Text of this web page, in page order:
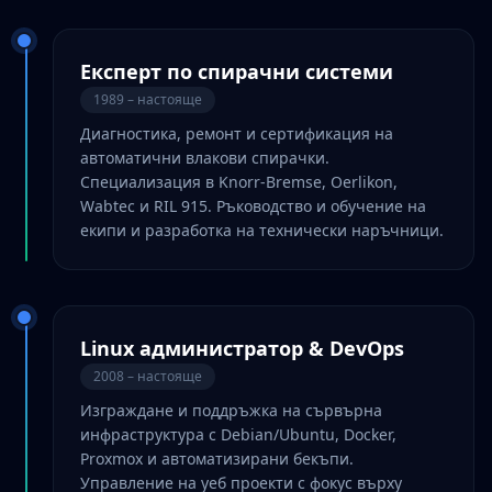
Експерт по спирачни системи
1989 – настояще
Диагностика, ремонт и сертификация на
автоматични влакови спирачки.
Специализация в Knorr-Bremse, Oerlikon,
Wabtec и RIL 915. Ръководство и обучение на
екипи и разработка на технически наръчници.
Linux администратор & DevOps
2008 – настояще
Изграждане и поддръжка на сървърна
инфраструктура с Debian/Ubuntu, Docker,
Proxmox и автоматизирани бекъпи.
Управление на уеб проекти с фокус върху